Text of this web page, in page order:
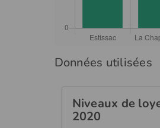
Données utilisées
Niveaux de
2020